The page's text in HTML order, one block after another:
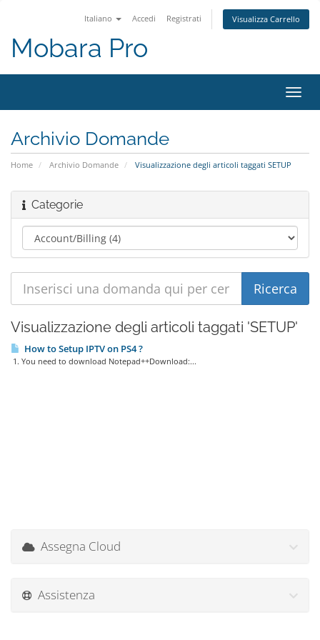
Italiano Accedi Registrati Visualizza Carrello
Mobara Pro
Attiva
Archivio Domande
Home Archivio Domande Visualizzazione degli articoli taggati SETUP
Categorie
Visualizzazione degli articoli taggati 'SETUP'
How to Setup IPTV on PS4 ?
1. You need to download Notepad++Download:...
Assegna Cloud
Assistenza